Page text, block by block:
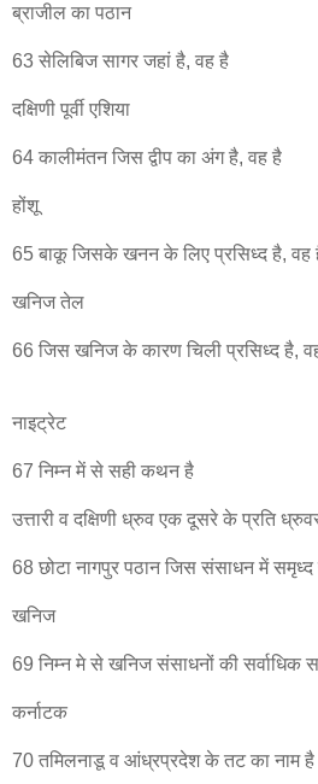
ब्राजील का पठान
63 सेलिबिज सागर जहां है, वह है
दक्षिणी पूर्वी एशिया
64 कालीमंतन जिस द्वीप का अंग है, वह है
होंशू
65 बाकू जिसके खनन के लिए प्रसिध्द है, वह
खनिज तेल
66 जिस खनिज के कारण चिली प्रसिध्द है,
नाइट्रेट
67 निम्न में से सही कथन है
उत्तारी व दक्षिणी ध्रुव एक दूसरे के प्रति
68 छोटा नागपुर पठान जिस संसाधन में समृध्द
खनिज
69 निम्न मे से खनिज संसाधनों की सर्वाधिक
कर्नाटक
70 तमिलनाडू व आंध्रप्रदेश के तट का नाम है